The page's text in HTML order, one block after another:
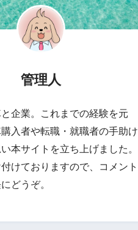
管理人
企業。これまでの経験を元
入者や転職・就職者の手助け
本サイトを立ち上げました。
けておりますので、コメント
どうぞ。